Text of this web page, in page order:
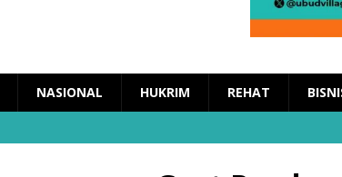
NASIONAL HUKRIM REHAT